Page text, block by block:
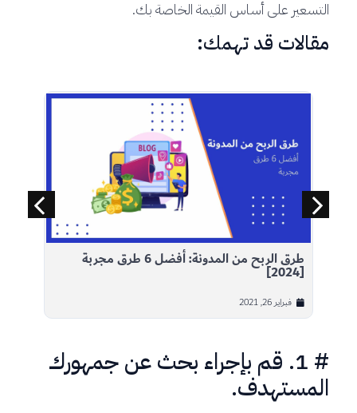
التسعير على أساس القيمة الخاصة بك.
مقالات قد تهمك:
حل مشكلة Alternate page with proper
canonical tag
مايو 27, 2023
# 1. قم بإجراء بحث عن جمهورك
المستهدف.